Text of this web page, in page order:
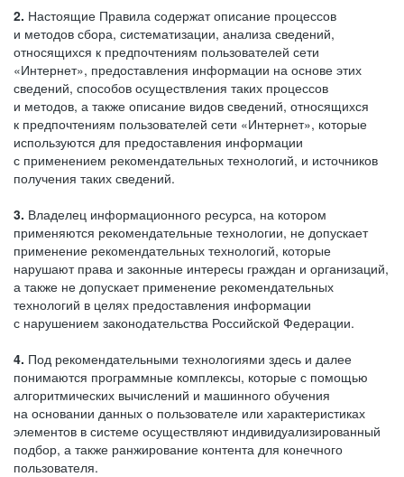
2. Настоящие Правила содержат описание процессов
и методов сбора, систематизации, анализа сведений,
относящихся к предпочтениям пользователей сети
«Интернет», предоставления информации на основе этих
сведений, способов осуществления таких процессов
и методов, а также описание видов сведений, относящихся
к предпочтениям пользователей сети «Интернет», которые
используются для предоставления информации
с применением рекомендательных технологий, и источников
получения таких сведений.
3. Владелец информационного ресурса, на котором
применяются рекомендательные технологии, не допускает
применение рекомендательных технологий, которые
нарушают права и законные интересы граждан и организаций,
а также не допускает применение рекомендательных
технологий в целях предоставления информации
с нарушением законодательства Российской Федерации.
4. Под рекомендательными технологиями здесь и далее
понимаются программные комплексы, которые с помощью
алгоритмических вычислений и машинного обучения
на основании данных о пользователе или характеристиках
элементов в системе осуществляют индивидуализированный
подбор, а также ранжирование контента для конечного
пользователя.